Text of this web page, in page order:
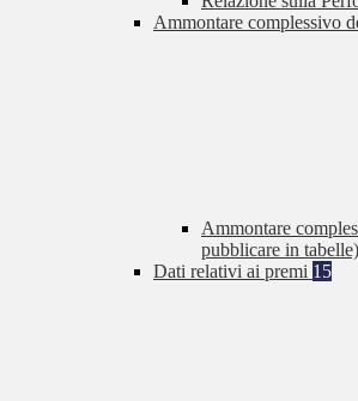
Ammontare complessivo
Ammontare
pubblicare in tabelle)
Dati relativi ai premi 15